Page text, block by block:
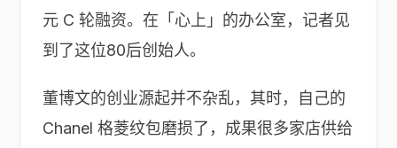
元 C 轮融资。在「心上」的办公室，记者见
到了这位80后创始人。
董博文的创业源起并不杂乱，其时，自己的
Chanel 格菱纹包磨损了，成果很多家店供给